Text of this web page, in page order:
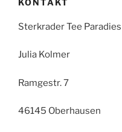
KONTAKT
Sterkrader Tee Paradies
Julia Kolmer
Ramgestr. 7
46145 Oberhausen